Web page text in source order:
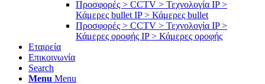
Προσφορές > CCTV > Τεχνολογία IP >
Κάμερες bullet IP > Κάμερες bullet
Προσφορές > CCTV > Τεχνολογία IP >
Κάμερες οροφής IP > Κάμερες οροφής
Εταιρεία
Επικοινωνία
Search
Menu Menu